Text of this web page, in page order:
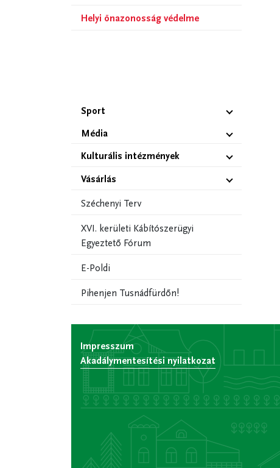
Helyi önazonosság védelme
Sport
Média
Kulturális intézmények
Vásárlás
Széchenyi Terv
XVI. kerületi Kábítószerügyi
Egyeztető Fórum
E-Poldi
Pihenjen Tusnádfürdőn!
Impresszum
Akadálymentesítési nyilatkozat